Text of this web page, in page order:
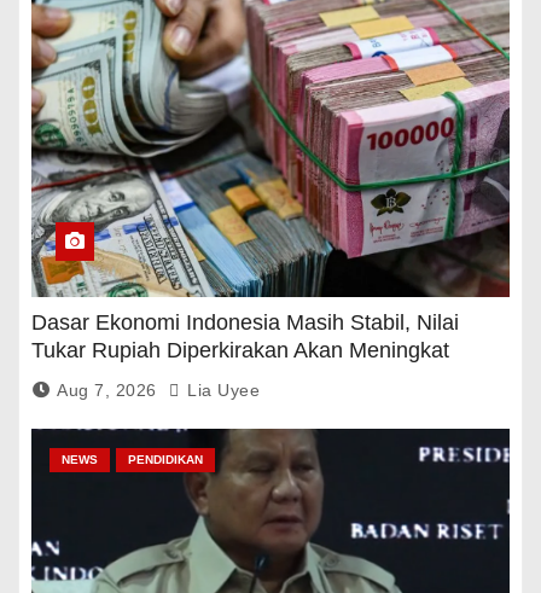
Dasar Ekonomi Indonesia Masih Stabil, Nilai
Tukar Rupiah Diperkirakan Akan Meningkat
Aug 7, 2026 Lia Uyee
NEWS PENDIDIKAN